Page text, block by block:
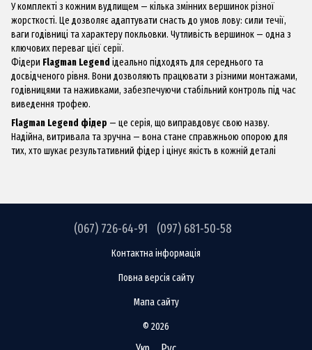
У комплекті з кожним вудлищем — кілька змінних вершинок різної
жорсткості. Це дозволяє адаптувати снасть до умов лову: сили течії,
ваги годівниці та характеру покльовки. Чутливість вершинок — одна з
ключових переваг цієї серії.
Фідери Flagman Legend ідеально підходять для середнього та
досвідченого рівня. Вони дозволяють працювати з різними монтажами,
годівницями та наживками, забезпечуючи стабільний контроль під час
виведення трофею.
Flagman Legend фідер — це серія, що виправдовує свою назву.
Надійна, витривала та зручна — вона стане справжньою опорою для
тих, хто шукає результативний фідер і цінує якість в кожній деталі
(067) 726-64-91 (097) 681-50-58
Контактна інформація
Повна версія сайту
Мапа сайту
© 2026